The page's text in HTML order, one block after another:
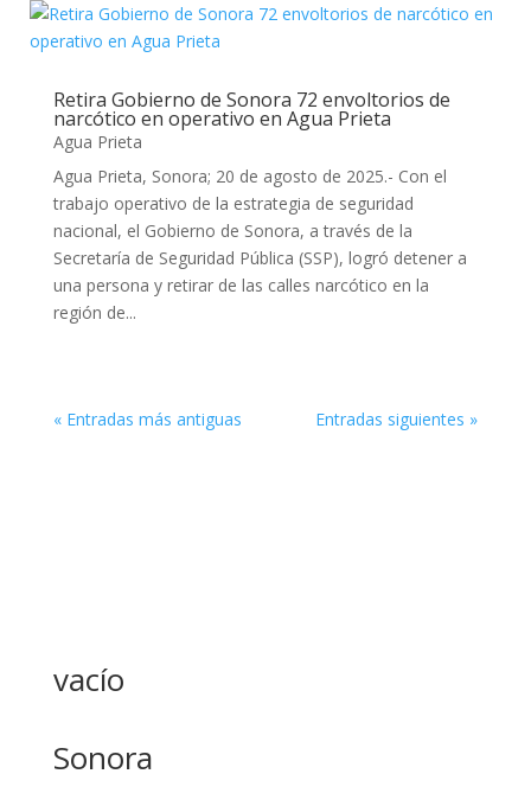
Retira Gobierno de Sonora 72 envoltorios de
narcótico en operativo en Agua Prieta
Agua Prieta
Agua Prieta, Sonora; 20 de agosto de 2025.- Con el
trabajo operativo de la estrategia de seguridad
nacional, el Gobierno de Sonora, a través de la
Secretaría de Seguridad Pública (SSP), logró detener a
una persona y retirar de las calles narcótico en la
región de...
« Entradas más antiguas Entradas siguientes »
vacío
Sonora